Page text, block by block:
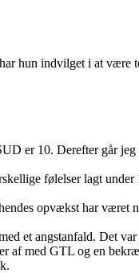
hun indvilget i at være
er 10. Derefter går
følelser lagt
opvækst har været
et angstanfald. Det
med GTL og en